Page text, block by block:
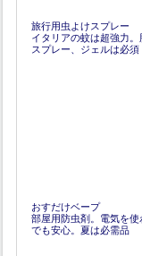
旅行用虫よけスプレー
イタリアの蚊は超強力
スプレー、ジェルは必須
おすだけベープ
部屋用防虫剤。電気を
でも安心。夏は必需品